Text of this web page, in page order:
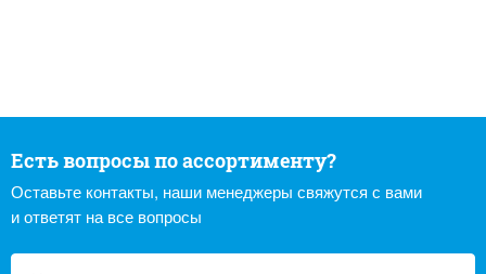
Есть вопросы по ассортименту?
Оставьте контакты, наши менеджеры свяжутся с вами
и ответят на все вопросы